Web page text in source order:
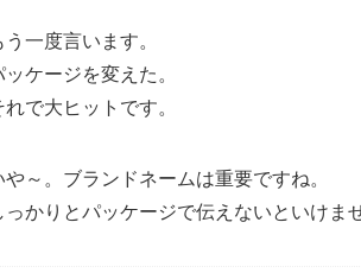
一度言います。
ケージを変えた。
で大ヒットです。
や～。ブランドネームは重要ですね。
っかりとパッケージで伝えないといけませ